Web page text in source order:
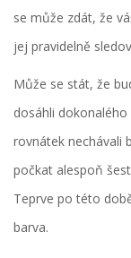
se může zdát, že
jej pravidelně
Může se stát, že
dosáhli
rovnátek nechávali
počkat alespoň
Teprve po této
barva.